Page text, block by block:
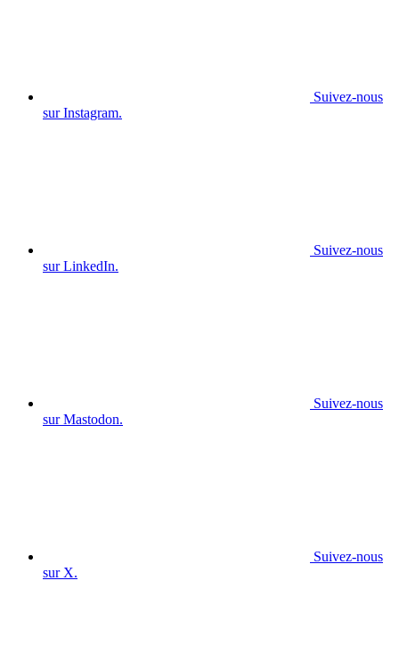
Suivez-nous
sur Instagram.
Suivez-nous
sur LinkedIn.
Suivez-nous
sur Mastodon.
Suivez-nous
sur X.